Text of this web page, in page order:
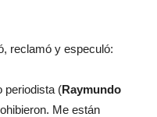
reclamó y especuló:
periodista (Raymundo
Me están